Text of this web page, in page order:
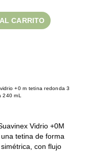
CARRITO
+0 m tetina redonda 3
240 mL
Vidrio +0M
tetina de forma
con flujo